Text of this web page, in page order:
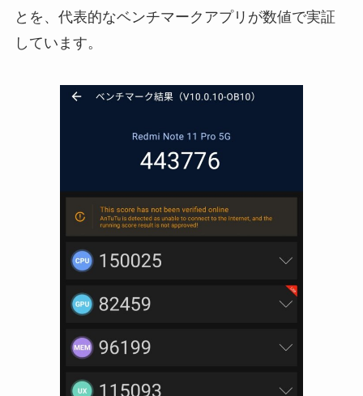
とを、代表的なベンチマークアプリが数値で実証
しています。